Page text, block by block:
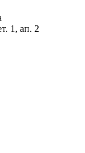
1, ап. 2